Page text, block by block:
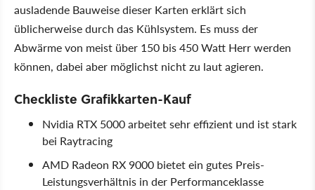
ausladende Bauweise dieser Karten erklärt sich
üblicherweise durch das Kühlsystem. Es muss der
Abwärme von meist über 150 bis 450 Watt Herr werden
können, dabei aber möglichst nicht zu laut agieren.
Checkliste Grafikkarten-Kauf
Nvidia RTX 5000 arbeitet sehr effizient und ist stark
bei Raytracing
AMD Radeon RX 9000 bietet ein gutes Preis-
Leistungsverhältnis in der Performanceklasse